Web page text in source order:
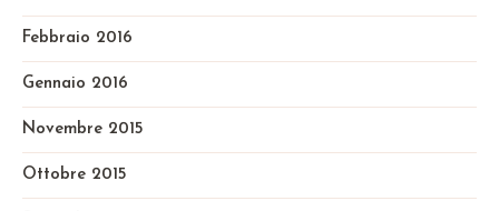
Febbraio 2016
Gennaio 2016
Novembre 2015
Ottobre 2015